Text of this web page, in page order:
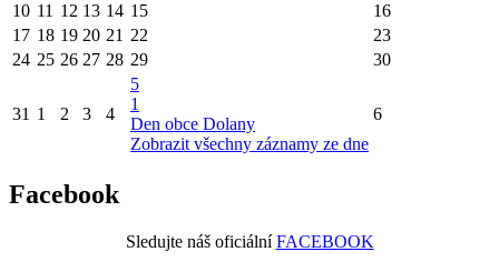
10 11 12 13 14 15
16
17 18 19 20 21 22
23
24 25 26 27 28 29 30
31 1 2 3 4
5
1
Den obce Dolany
Zobrazit všechny záznamy ze dne
6
Facebook
Sledujte náš oficiálníFACEBOOK